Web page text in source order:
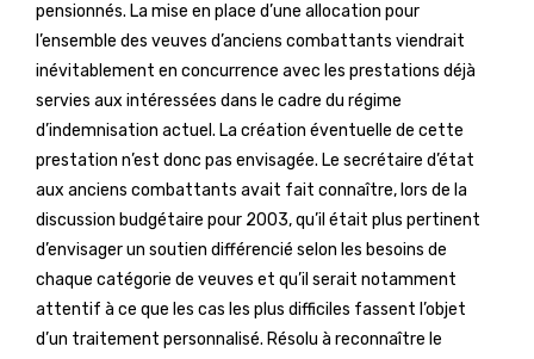
pensionnés. La mise en place d’une allocation pour
l’ensemble des veuves d’anciens combattants viendrait
inévitablement en concurrence avec les prestations déjà
servies aux intéressées dans le cadre du régime
d’indemnisation actuel. La création éventuelle de cette
prestation n’est donc pas envisagée. Le secrétaire d’état
aux anciens combattants avait fait connaître, lors de la
discussion budgétaire pour 2003, qu’il était plus pertinent
d’envisager un soutien différencié selon les besoins de
chaque catégorie de veuves et qu’il serait notamment
attentif à ce que les cas les plus difficiles fassent l’objet
d’un traitement personnalisé. Résolu à reconnaître le